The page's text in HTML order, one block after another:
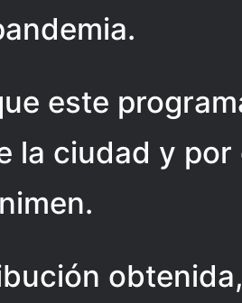
este
la ciudad y por